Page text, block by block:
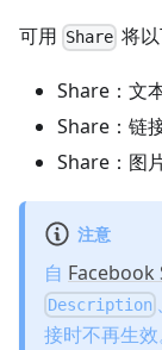
可用 Share 将
Share：文
Share：链
Share：图
注意
自 Facebook
Description
接时不再生效